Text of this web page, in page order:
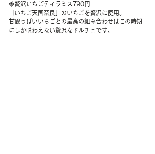
🍓贅沢いちごティラミス790円
「いちご天国奈良」のいちごを贅沢に使用。
甘酸っぱいいちごとの最高の組み合わせはこの時期
にしか味わえない贅沢なドルチェです。